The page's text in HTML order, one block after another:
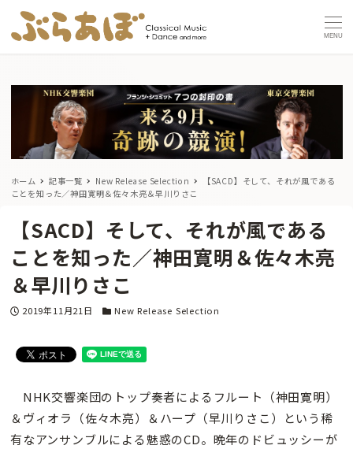
MENU
ホーム 記事一覧 New Release Selection
【SACD】そして、それが風である
ことを知った／神田寛明＆佐々木亮＆早川りさこ
【SACD】そして、それが風である
ことを知った／神田寛明＆佐々木亮
＆早川りさこ
投稿日
2019年11月21日 カテゴリー
New Release Selection
NHK交響楽団のトップ奏者によるフルート（神田寛明）
＆ヴィオラ（佐々木亮）＆ハープ（早川りさこ）という稀
有なアンサンブルによる魅惑のCD。晩年のドビュッシーが